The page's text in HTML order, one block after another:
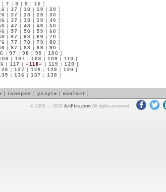
| 7 | 8 | 9 | 10 ]
| 17 | 18 | 19 | 20 ]
| 27 | 28 | 29 | 30 ]
| 37 | 38 | 39 | 40 ]
| 47 | 48 | 49 | 50 ]
| 57 | 58 | 59 | 60 ]
| 67 | 68 | 69 | 70 ]
| 77 | 78 | 79 | 80 ]
| 87 | 88 | 89 | 90 ]
| 97 | 98 | 99 | 100 ]
| 107 | 108 | 109 | 110 ]
| 117 | »118« | 119 | 120 ]
| 127 | 128 | 129 | 130 ]
| 136 | 137 | 138 ]
| галерея | услуги | контакт ]
© 2003 — 2023 ArtFira.com All rights reserved.